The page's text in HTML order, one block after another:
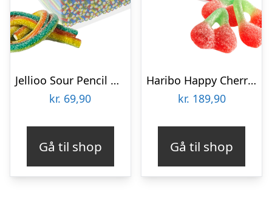
Jellioo Sour Pencil Rainbow Økonomipakke – 1 kg
kr. 69,90
Gå til shop
Haribo Happy Cherries Sour Økonomipakke – 2 kg
kr. 189,90
Gå til shop